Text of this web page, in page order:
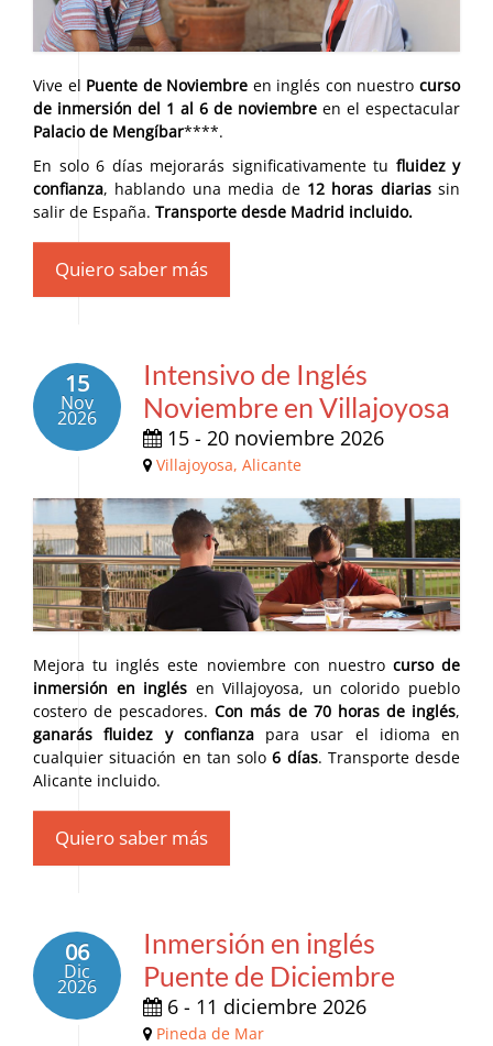
Vive el Puente de Noviembre en inglés con nuestrocurso
de inmersión del 1 al 6 de noviembre en el espectacular
Palacio de Mengíbar****.
En solo 6 días mejorarás significativamente tu fluidez y
confianza, hablando una media de 12 horas diariassin
salir de España. Transporte desde Madrid incluido.
Quiero saber más
15
Nov
2026
Intensivo de Inglés
Noviembre en Villajoyosa
15 - 20 noviembre 2026
Villajoyosa, Alicante
Mejora tu inglés este noviembre con nuestro curso de
inmersión en inglés en Villajoyosa, un colorido pueblo
costero de pescadores.Con más de 70 horas de inglés,
ganarás fluidez y confianzapara usar el idioma en
cualquier situación en tan solo6 días. Transporte desde
Alicante incluido.
Quiero saber más
06
Dic
2026
Inmersión en inglés
Puente de Diciembre
6 - 11 diciembre 2026
Pineda de Mar